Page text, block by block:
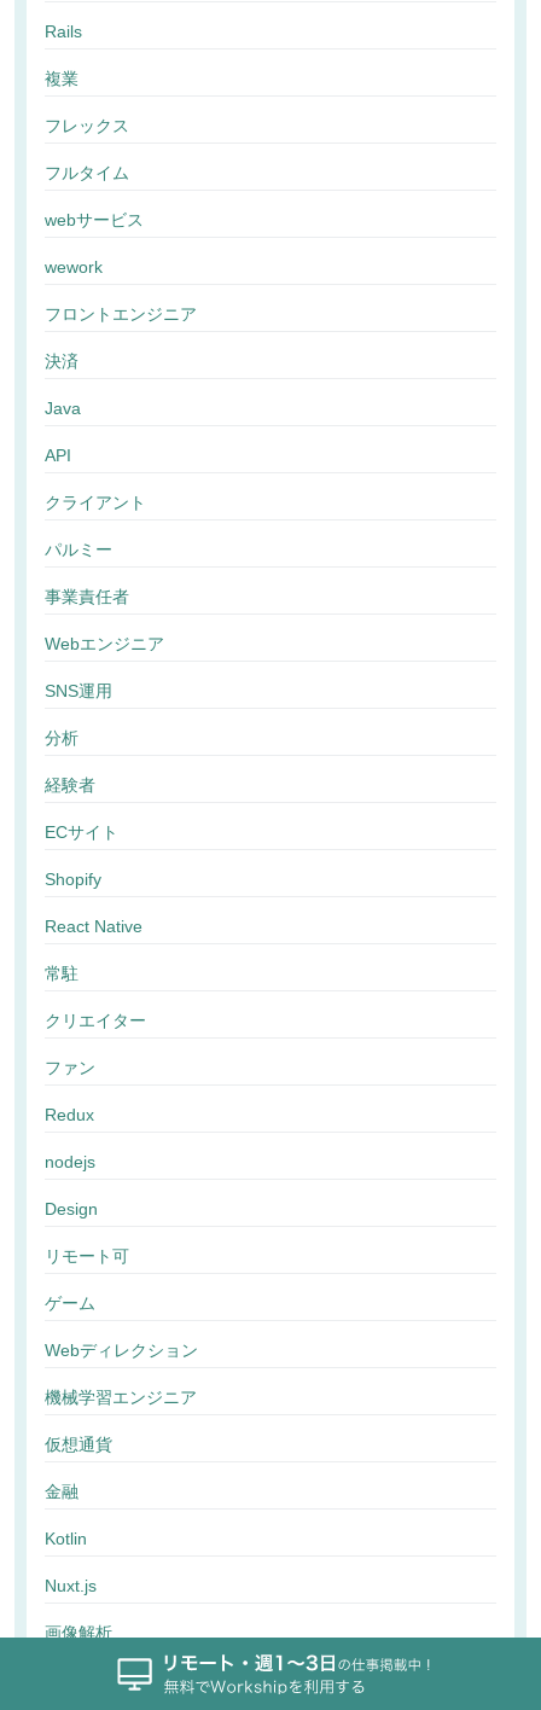
Rails
複業
フレックス
フルタイム
webサービス
wework
フロントエンジニア
決済
Java
API
クライアント
パルミー
事業責任者
Webエンジニア
SNS運用
分析
経験者
ECサイト
Shopify
React Native
常駐
クリエイター
ファン
Redux
nodejs
Design
リモート可
ゲーム
Webディレクション
機械学習エンジニア
仮想通貨
金融
Kotlin
Nuxt.js
画像解析